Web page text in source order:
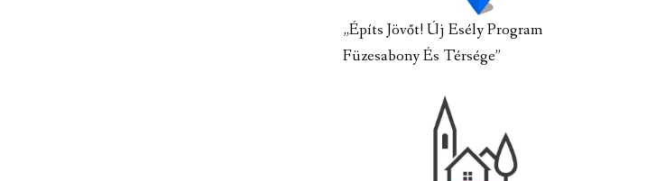
„Építs Jövőt! Új Esély Program
Füzesabony És Térsége”